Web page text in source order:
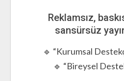
Reklamsız,
sansürsüz
🔹 “Kurumsal
🔹 “Bireysel